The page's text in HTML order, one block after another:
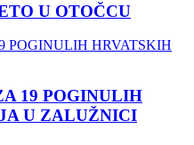
U OTOČCU
19 POGINULIH
U ZALUŽNICI